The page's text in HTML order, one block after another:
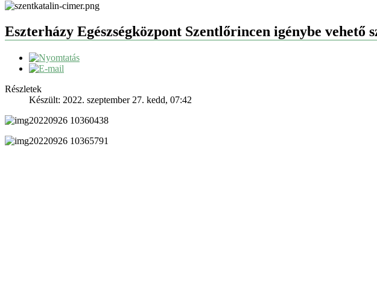
Eszterházy Egészségközpont Szentlőrincen igénybe vehető
Részletek
Készült: 2022. szeptember 27. kedd, 07:42